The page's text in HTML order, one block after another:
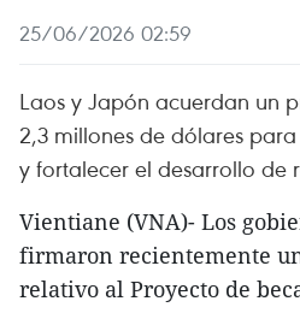
25/06/2026 02:59
Laos y Japón acuerdan un
2,3 millones de dólares
y fortalecer el desarrollo de
Vientiane (VNA)- Los
firmaron recientemente
relativo al Proyecto de